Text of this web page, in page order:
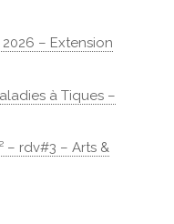
– Extension
à Tiques –
– rdv#3 – Arts &